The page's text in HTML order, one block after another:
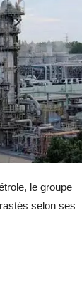
le groupe
selon ses